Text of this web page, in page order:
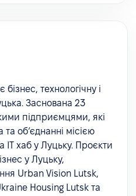
технологічну і
Заснована 23
підприємцями, які
та обʼєднанні місією
ІТ хаб у Луцьку. Проєкти
у Луцьку,
Urban Vision Lutsk,
Housing Lutsk та